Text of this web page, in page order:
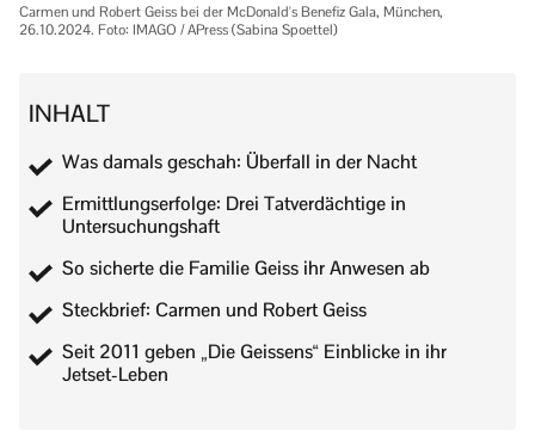
Carmen und Robert Geiss bei der McDonald's Benefiz Gala, München,
26.10.2024. Foto: IMAGO / APress (Sabina Spoettel)
INHALT
Was damals geschah: Überfall in der Nacht
Ermittlungserfolge: Drei Tatverdächtige in
Untersuchungshaft
So sicherte die Familie Geiss ihr Anwesen ab
Steckbrief: Carmen und Robert Geiss
Seit 2011 geben „Die Geissens“ Einblicke in ihr
Jetset-Leben